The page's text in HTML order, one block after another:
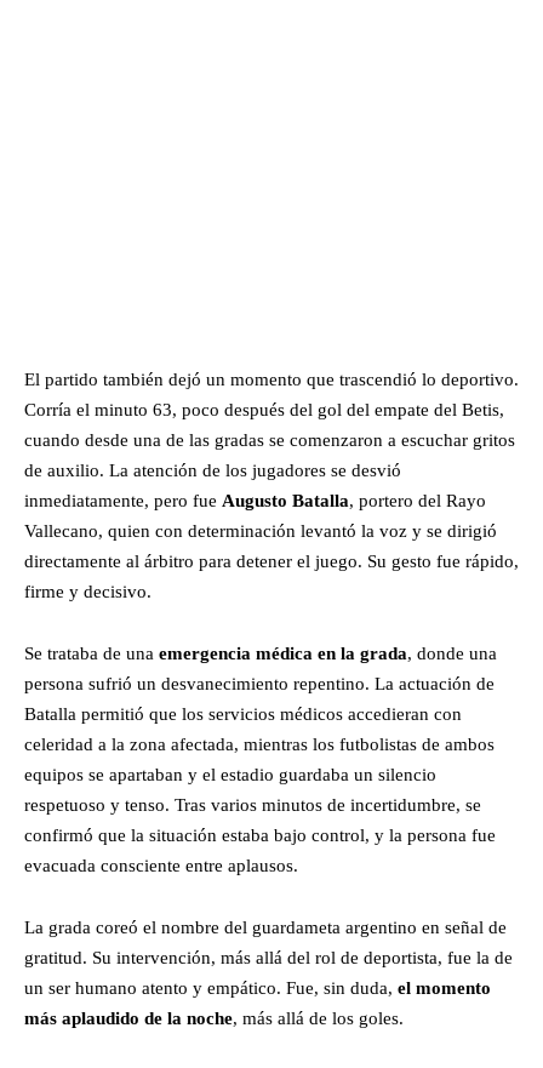
El partido también dejó un momento que trascendió lo deportivo.
Corría el minuto 63, poco después del gol del empate del Betis,
cuando desde una de las gradas se comenzaron a escuchar gritos
de auxilio. La atención de los jugadores se desvió
inmediatamente, pero fue Augusto Batalla, portero del Rayo
Vallecano, quien con determinación levantó la voz y se dirigió
directamente al árbitro para detener el juego. Su gesto fue rápido,
firme y decisivo.
Se trataba de una emergencia médica en la grada, donde una
persona sufrió un desvanecimiento repentino. La actuación de
Batalla permitió que los servicios médicos accedieran con
celeridad a la zona afectada, mientras los futbolistas de ambos
equipos se apartaban y el estadio guardaba un silencio
respetuoso y tenso. Tras varios minutos de incertidumbre, se
confirmó que la situación estaba bajo control, y la persona fue
evacuada consciente entre aplausos.
La grada coreó el nombre del guardameta argentino en señal de
gratitud. Su intervención, más allá del rol de deportista, fue la de
un ser humano atento y empático. Fue, sin duda, el momento
más aplaudido de la noche, más allá de los goles.